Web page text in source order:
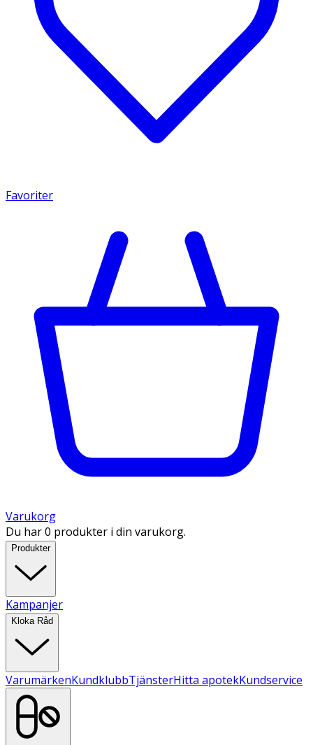
Favoriter
Varukorg
Du har 0 produkter i din varukorg.
Produkter
Kampanjer
Kloka Råd
VarumärkenKundklubbTjänsterHitta apotekKundservice